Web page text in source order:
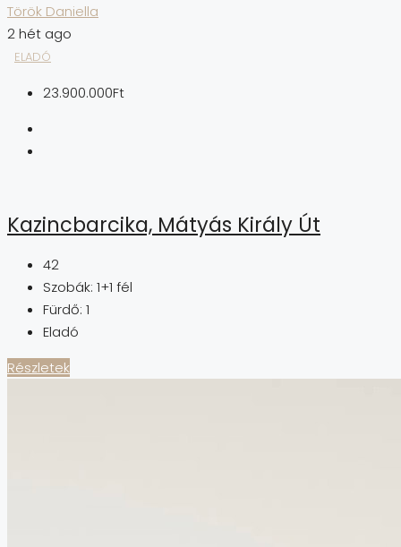
Török Daniella
2 hét ago
ELADÓ
23.900.000Ft
Kazincbarcika, Mátyás Király Út
42
Szobák: 1+1 fél
Fürdő: 1
Eladó
Részletek